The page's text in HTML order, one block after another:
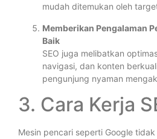
mudah ditemukan oleh
Memberikan Pengalaman
Baik
SEO juga melibatkan
navigasi, dan konten
pengunjung nyaman
3. Cara Kerja
Mesin pencari seperti Google